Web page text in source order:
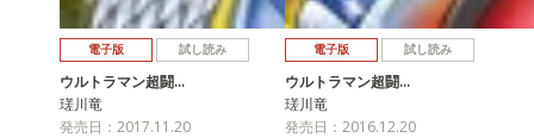
電子版 試し読み
ウルトラマン超闘…
瑳川竜
発売日：2017.11.20
電子版 試し読み
ウルトラマン超闘…
瑳川竜
発売日：2016.12.20